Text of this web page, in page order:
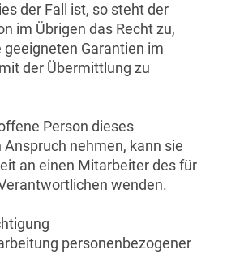
der Fall ist, so steht der
im Übrigen das Recht zu,
Garantien im
der Übermittlung zu
Person dieses
nehmen, kann sie
an einen Mitarbeiter des für
wenden.
personenbezogener